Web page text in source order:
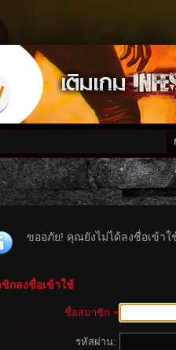
ขออภัย! คุณยังไม่ได้ลงชื่อเข้า
กลงชื่อเข้าใช้
ชื่อสมาชิก
รหัสผ่าน: